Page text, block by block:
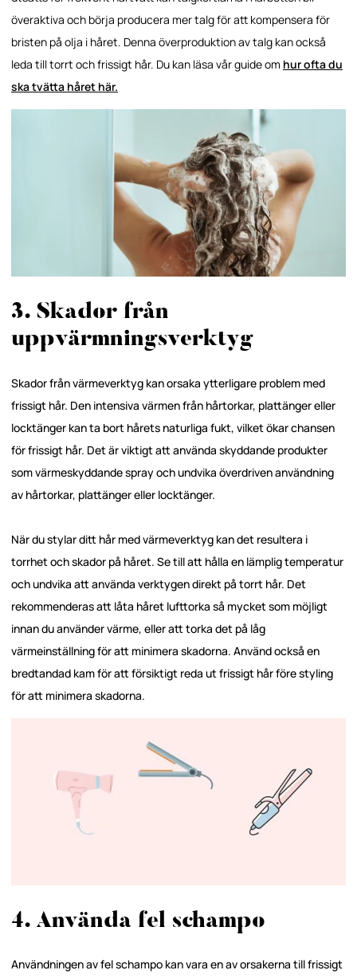
överaktiva och börja producera mer talg för att kompensera för
bristen på olja i håret. Denna överproduktion av talg kan också
leda till torrt och frissigt hår. Du kan läsa vår guide om hur ofta du
ska tvätta håret här.
3. Skador från
uppvärmningsverktyg
Skador från värmeverktyg kan orsaka ytterligare problem med
frissigt hår. Den intensiva värmen från hårtorkar, plattänger eller
locktänger kan ta bort hårets naturliga fukt, vilket ökar chansen
för frissigt hår. Det är viktigt att använda skyddande produkter
som värmeskyddande spray och undvika överdriven användning
av hårtorkar, plattänger eller locktänger.
När du stylar ditt hår med värmeverktyg kan det resultera i
torrhet och skador på håret. Se till att hålla en lämplig temperatur
och undvika att använda verktygen direkt på torrt hår. Det
rekommenderas att låta håret lufttorka så mycket som möjligt
innan du använder värme, eller att torka det på låg
värmeinställning för att minimera skadorna. Använd också en
bredtandad kam för att försiktigt reda ut frissigt hår före styling
för att minimera skadorna.
4. Använda fel schampo
Användningen av fel schampo kan vara en av orsakerna till frissigt